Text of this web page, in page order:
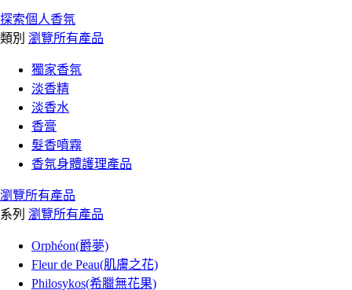
探索個人香氛
類別 瀏覽所有產品
獨家香氛
淡香精
淡香水
香膏
髮香噴霧
香氛身體護理產品
瀏覽所有產品
系列 瀏覽所有產品
Orphéon(爵夢)
Fleur de Peau(肌膚之花)
Philosykos(希臘無花果)